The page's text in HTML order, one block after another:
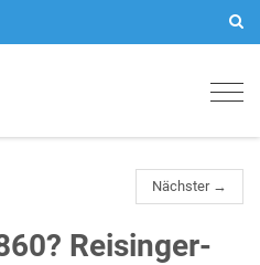
Nächster →
Reisinger-